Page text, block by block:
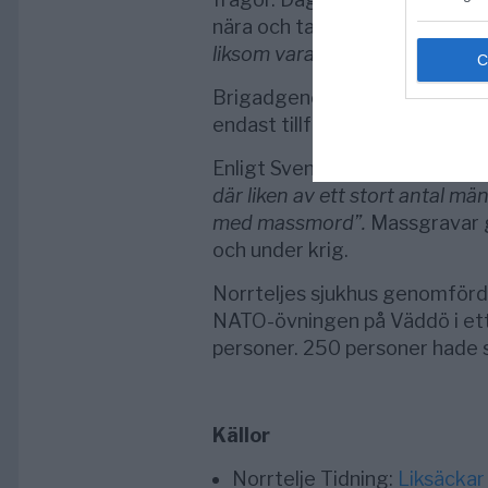
nära och ta bilder av
liksom vara rätt media”
,
Brigadgeneral
Jenny Ahlén
endast tillfälliga gravplatser i
Enligt Svenska Akademins
där liken av ett stort antal
med massmord”.
och under krig.
Norrteljes sjukhus
NATO-övningen på Väddö i
personer. 250 personer
Källor
Norrtelje Tidning: